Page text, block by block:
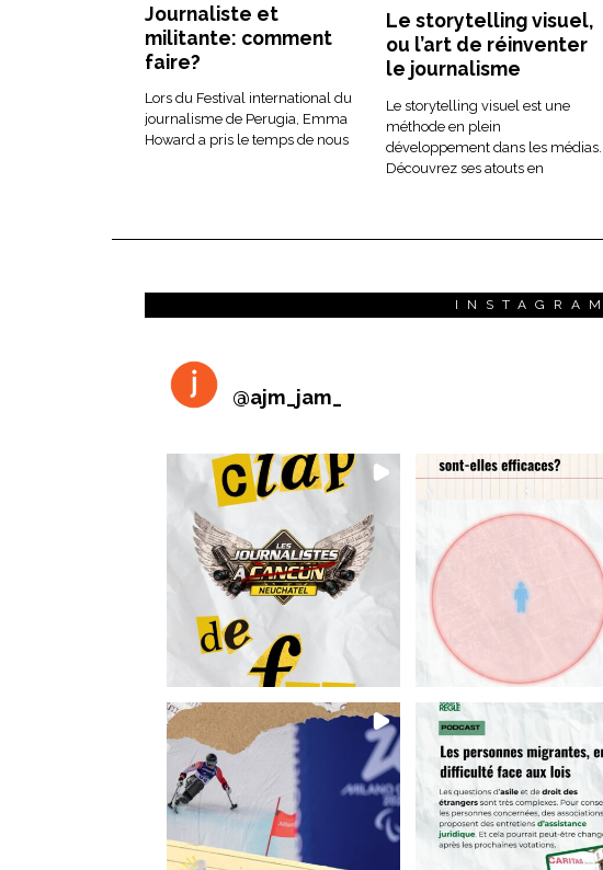
Journaliste et
militante: comment
faire?
Lors du Festival international du
journalisme de Perugia, Emma
Howard a pris le temps de nous
Le storytelling visuel,
ou l’art de réinventer
le journalisme
Le storytelling visuel est une
méthode en plein
développement dans les médias.
Découvrez ses atouts en
INSTAGRAM
@ajm_jam_